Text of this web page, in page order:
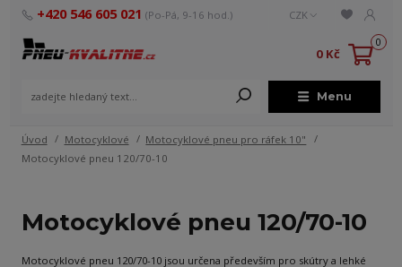
Menu
CZK
+420 546 605 021 (Po-Pá, 9-16 hod.)
0
0 Kč
Úvod Motocyklové
Motocyklové pneu pro ráfek 10"
Motocyklové pneu 120/70-10
Motocyklové pneu 120/70-10
Motocyklové pneu 120/70-10 jsou určena především pro skútry a lehké